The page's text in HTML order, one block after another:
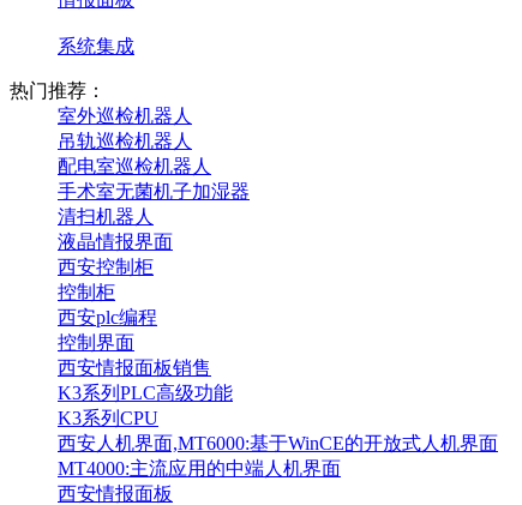
系统集成
热门推荐：
室外巡检机器人
吊轨巡检机器人
配电室巡检机器人
手术室无菌机子加湿器
清扫机器人
液晶情报界面
西安控制柜
控制柜
西安plc编程
控制界面
西安情报面板销售
K3系列PLC高级功能
K3系列CPU
西安人机界面,MT6000:基于WinCE的开放式人机界面
MT4000:主流应用的中端人机界面
西安情报面板